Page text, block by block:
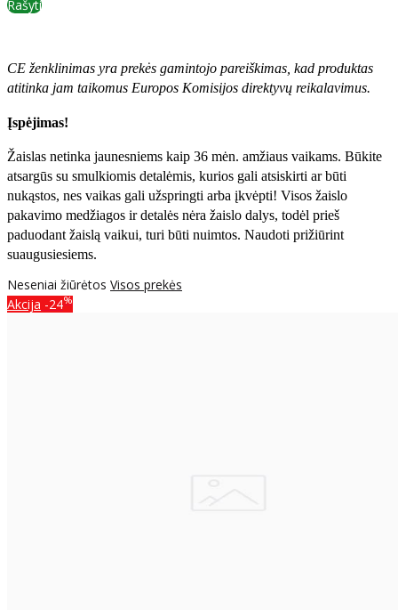
Rašyti
CE ženklinimas yra prekės gamintojo pareiškimas, kad produktas
atitinka jam taikomus Europos Komisijos direktyvų reikalavimus.
Įspėjimas!
Žaislas netinka jaunesniems kaip 36 mėn. amžiaus vaikams. Būkite
atsargūs su smulkiomis detalėmis, kurios gali atsiskirti ar būti
nukąstos, nes vaikas gali užspringti arba įkvėpti! Visos žaislо
pakavimo medžiagos ir detalės nėra žaislo dalys, todėl prieš
paduodant žaislą vaikui, turi būti nuimtos. Naudoti prižiūrint
suaugusiesiems.
Neseniai žiūrėtos Visos prekės
Akcija -24%